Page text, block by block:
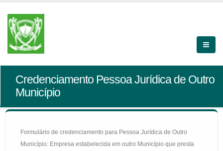
Credenciamento Pessoa Jurídica de Outro
Município
Formulário de credenciamento para Pessoa Jurídica de Outro
Município: Empresa estabelecida em outro Município que presta